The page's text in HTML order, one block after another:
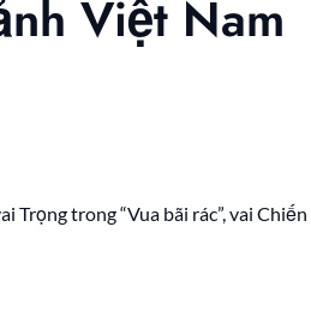
Việt Nam
Trọng trong “Vua bãi rác”, vai